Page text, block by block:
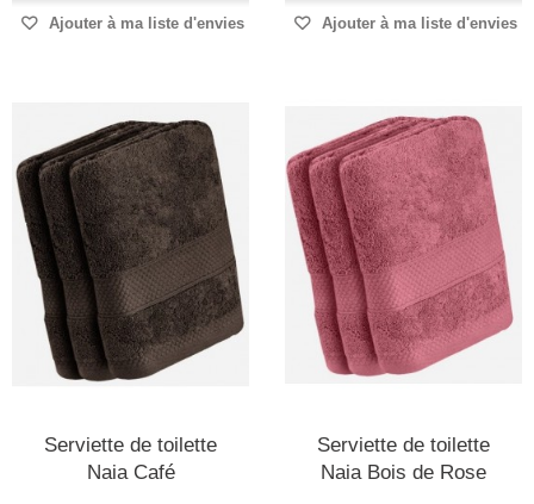
Ajouter à ma liste d'envies Ajouter à ma liste d'envies
Serviette de toilette
Naia Café
Serviette de toilette
Naia Bois de Rose